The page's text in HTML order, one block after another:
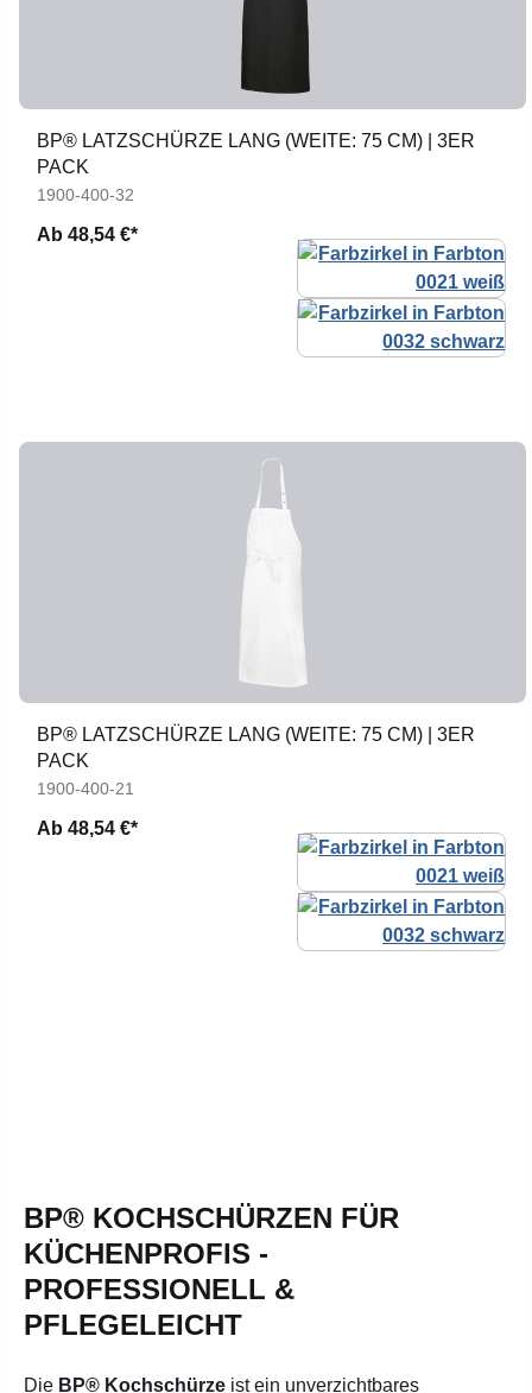
BP® LATZSCHÜRZE LANG (WEITE: 75 CM) | 3ER
PACK
1900-400-32
Ab 48,54 €*
BP® LATZSCHÜRZE LANG (WEITE: 75 CM) | 3ER
PACK
1900-400-21
Ab 48,54 €*
BP® KOCHSCHÜRZEN FÜR
KÜCHENPROFIS -
PROFESSIONELL &
PFLEGELEICHT
Die BP® Kochschürze ist ein unverzichtbares